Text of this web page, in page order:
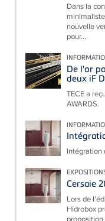
Dans la
nouvelle
pour...
De l'or
deux iF
TECE a
AWARDS.
Intégration
Cersaie
Lors de
Hidrobox